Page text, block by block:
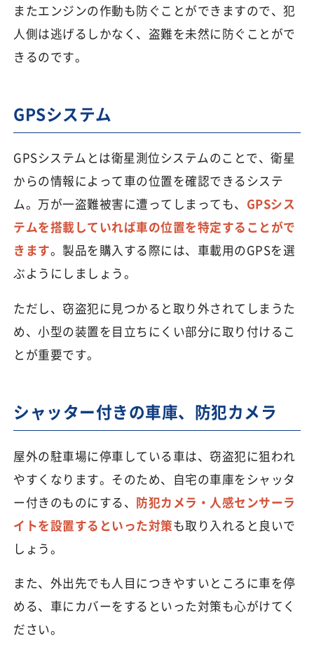
またエンジンの作動も防ぐことができますので、犯
人側は逃げるしかなく、盗難を未然に防ぐことがで
きるのです。
GPSシステム
GPSシステムとは衛星測位システムのことで、衛星
からの情報によって車の位置を確認できるシステ
ム。万が一盗難被害に遭ってしまっても、 GPSシス
テムを搭載していれば車の位置を特定することがで
きます。製品を購入する際には、車載用のGPSを選
ぶようにしましょう。
ただし、窃盗犯に見つかると取り外されてしまうた
め、小型の装置を目立ちにくい部分に取り付けるこ
とが重要です。
シャッター付きの車庫、防犯カメラ
屋外の駐車場に停車している車は、窃盗犯に狙われ
やすくなります。そのため、自宅の車庫をシャッタ
ー付きのものにする、 防犯カメラ・人感センサーラ
イトを設置するといった対策も取り入れると良いで
しょう。
また、外出先でも人目につきやすいところに車を停
める、車にカバーをするといった対策も心がけてく
ださい。